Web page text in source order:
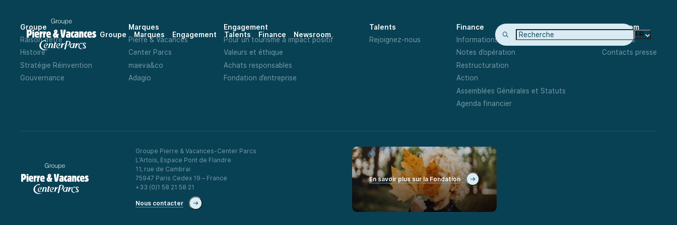
Groupe Marques Engagement Talents Finance Newsroom FR
Groupe
Raison d’être
Histoire
Stratégie Réinvention
Gouvernance
Marques
Pierre & Vacances
Center Parcs
maeva&co
Adagio
Engagement
Pour un tourisme à impact positif
Valeurs et éthique
Achats responsables
Fondation d’entreprise
Talents
Rejoignez-nous
Finance
Informations Financières
Notes d’opération
Restructuration
Action
Assemblées Générales et Statuts
Agenda financier
Newsroom
Actualités
Contacts presse
Groupe Pierre & Vacances-Center Parcs
L’Artois, Espace Pont de Flandre
11, rue de Cambrai
75947 Paris Cedex 19 – France
+33 (0)1 58 21 58 21
Nous contacter
En savoir plus sur la Fondation